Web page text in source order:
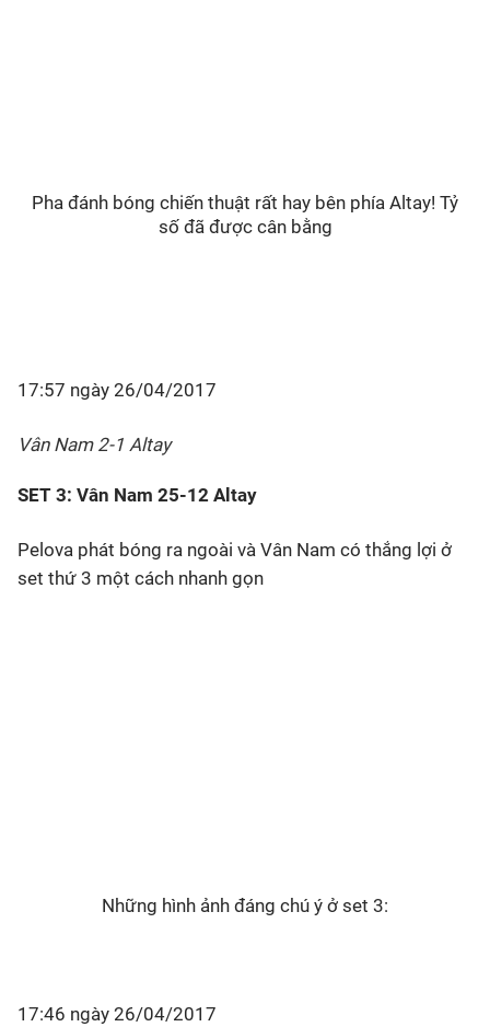
Pha đánh bóng chiến thuật rất hay bên phía Altay! Tỷ
số đã được cân bằng
17:57 ngày 26/04/2017
Vân Nam 2-1 Altay
SET 3: Vân Nam 25-12 Altay
Pelova phát bóng ra ngoài và Vân Nam có thắng lợi ở
set thứ 3 một cách nhanh gọn
Những hình ảnh đáng chú ý ở set 3:
17:46 ngày 26/04/2017